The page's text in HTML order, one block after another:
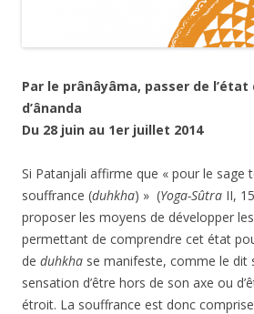
Par le prânâyâma, passer de
d’ânanda
Du 28 juin au 1er juillet 2014
Si Patanjali affirme que « pour le sage
souffrance (duhkha) » (Yoga-Sûtra II,
proposer les moyens de développer
permettant de comprendre cet état
de duhkha se manifeste, comme le dit
sensation d’être hors de son axe ou
étroit. La souffrance est donc